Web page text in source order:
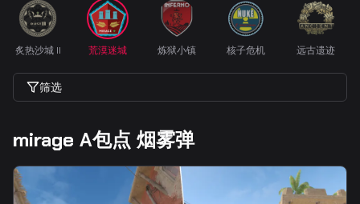
炙热沙城 II 荒漠迷城 炼狱小镇 核子危机 远古遗迹
筛选
mirage A包点 烟雾弹